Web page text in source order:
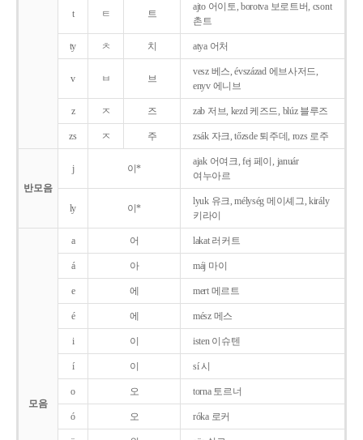
t ㅌ 트
ajto 어이토, borotva 보로트버, csont
촌트
ty ㅊ 치 atya 어처
v ㅂ 브
vesz 베스, évszázad 에브사저드,
enyv 에니브
z ㅈ 즈 zab 저브, kezd 케즈드, blúz 블루즈
zs ㅈ 주 zsák 자크, tőzsde 퇴주데, rozs 로주
반모음
j 이*
ajak 어여크, fej 페이, január
여누아르
ly 이*
lyuk 유크, mélység 메이셰그, király
키라이
모음
a 어 lakat 러커트
á 아 máj 마이
e 에 mert 메르트
é 에 mész 메스
i 이 isten 이슈텐
í 이 sí 시
o 오 torna 토르너
ó 오 róka 로커